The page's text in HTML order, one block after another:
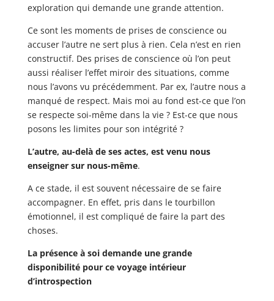
exploration qui demande une grande attention.
Ce sont les moments de prises de conscience ou
accuser l’autre ne sert plus à rien. Cela n’est en rien
constructif. Des prises de conscience où l’on peut
aussi réaliser l’effet miroir des situations, comme
nous l’avons vu précédemment. Par ex, l’autre nous a
manqué de respect. Mais moi au fond est-ce que l’on
se respecte soi-même dans la vie ? Est-ce que nous
posons les limites pour son intégrité ?
L’autre, au-delà de ses actes, est venu nous
enseigner sur nous-même.
A ce stade, il est souvent nécessaire de se faire
accompagner. En effet, pris dans le tourbillon
émotionnel, il est compliqué de faire la part des
choses.
La présence à soi demande une grande
disponibilité pour ce voyage intérieur
d’introspection